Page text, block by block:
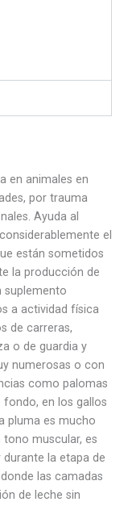
en animales en
por trauma
Ayuda al
el
están sometidos
la producción de
suplemento
a actividad física
de carreras,
o de guardia y
numerosas o con
como palomas
fondo, en los gallos
pluma es mucho
tono muscular, es
la etapa de
las camadas
de leche sin